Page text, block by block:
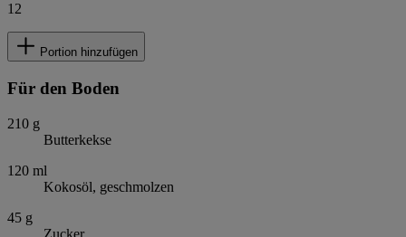
12
Portion hinzufügen
Für den Boden
210 g
Butterkekse
120 ml
Kokosöl, geschmolzen
45 g
Zucker